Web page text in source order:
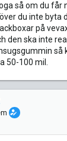
så om du får
du inte byta
på
den ska inte
50-100 mil.